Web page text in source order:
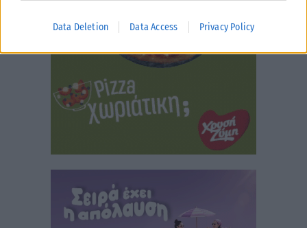
Data Deletion Data Access Privacy Policy